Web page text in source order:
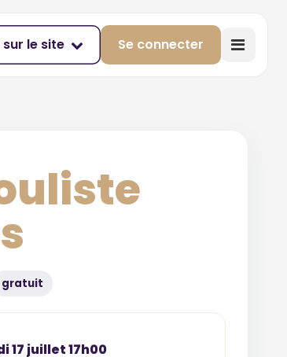
le site Se connecter
gratuit
17 juillet 17h00